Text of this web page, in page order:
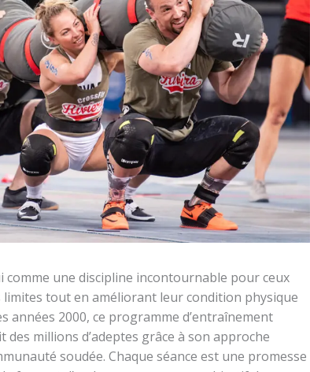
comme une discipline incontournable pour ceux
tout en améliorant leur condition physique
années 2000, ce programme d’entraînement
millions d’adeptes grâce à son approche
soudée. Chaque séance est une promesse